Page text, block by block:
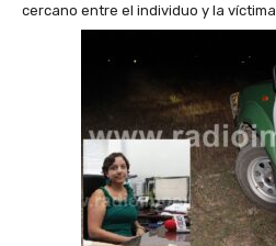
cercano entre el individuo y la víctima.